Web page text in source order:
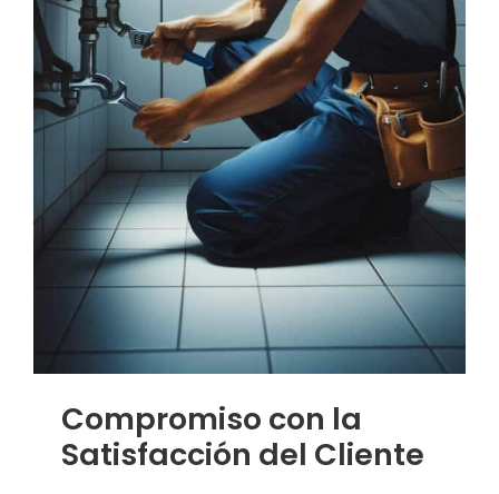
Compromiso con la
Satisfacción del Cliente